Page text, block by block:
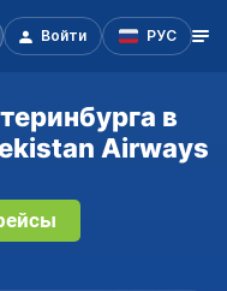
Войти РУС
в
Airways